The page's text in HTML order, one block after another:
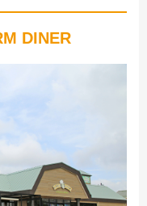
DINER